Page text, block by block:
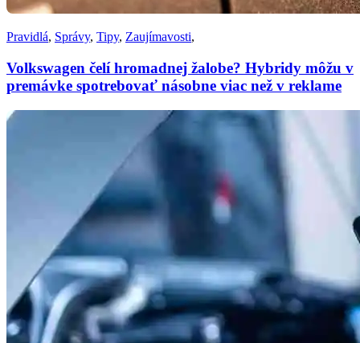
Pravidlá, Správy, Tipy, Zaujímavosti,
Volkswagen čelí hromadnej žalobe? Hybridy môžu v
premávke spotrebovať násobne viac než v reklame